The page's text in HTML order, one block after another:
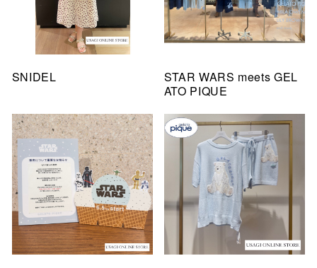
SNIDEL
STAR WARS meets GEL
ATO PIQUE